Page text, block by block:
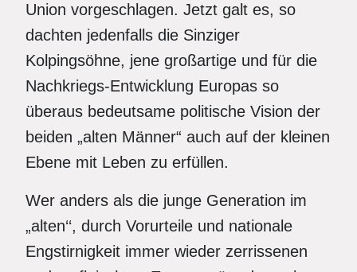
Union vorgeschlagen. Jetzt galt es, so
dachten jedenfalls die Sinziger
Kolpingsöhne, jene großartige und für die
Nachkriegs-Entwicklung Europas so
überaus bedeutsame politische Vision der
beiden „alten Männer“ auch auf der kleinen
Ebene mit Leben zu erfüllen.
Wer anders als die junge Generation im
„alten‘‘, durch Vorurteile und nationale
Engstirnigkeit immer wieder zerrissenen